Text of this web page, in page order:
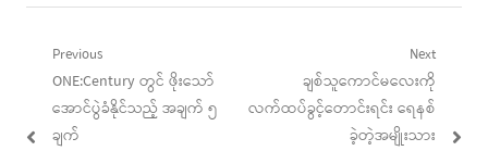
Post
navigation
Previous
Previous
post:
ONE:Century တွင် ဖိုးသော်
အောင်ပွဲခံနိုင်သည့် အချက် ၅
ချက်
Next
Next
post:
ချစ်သူကောင်မလေးကို
လက်ထပ်ခွင့်တောင်းရင်း ရေနစ်
ခဲ့တဲ့အမျိုးသား